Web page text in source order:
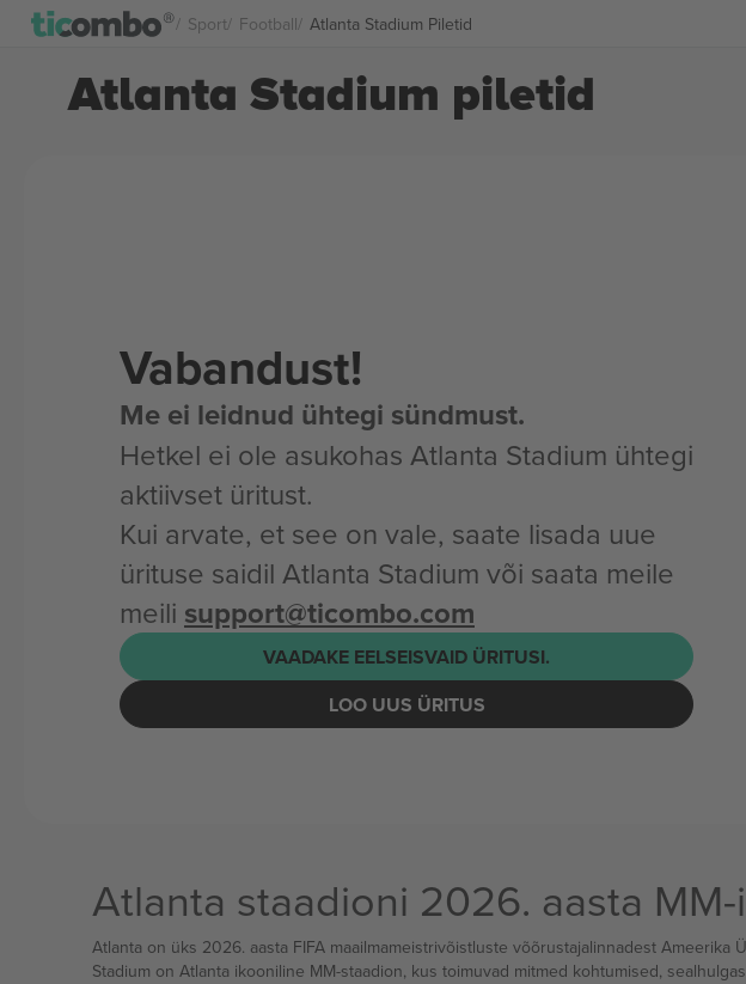
Sport Football Atlanta Stadium Piletid
Atlanta Stadium piletid
Vabandust!
Me ei leidnud ühtegi sündmust.
Hetkel ei ole asukohas Atlanta Stadium ühtegi
aktiivset üritust.
Kui arvate, et see on vale, saate lisada uue
ürituse saidil Atlanta Stadium või saata meile
meili support@ticombo.com
VAADAKE EELSEISVAID ÜRITUSI.
LOO UUS ÜRITUS
Atlanta staadioni 2026. aasta
Atlanta on üks 2026. aasta FIFA maailmameistrivõistluste võõrustajalinnadest Ameerika
Stadium on Atlanta ikooniline MM-staadion, kus toimuvad mitmed kohtumised,